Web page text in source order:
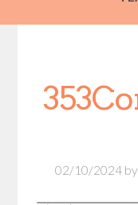
02/10/2024 by